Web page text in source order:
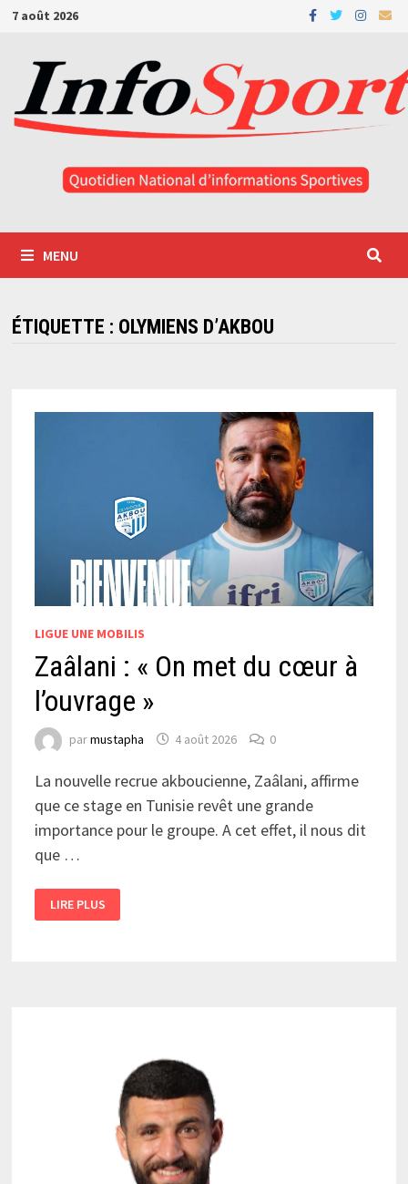
Passer
contenu
7 août 2026
MENU
ÉTIQUETTE : OLYMIENS D’AKBOU
LIGUE UNE MOBILIS
Zaâlani : « On met du cœur à
l’ouvrage »
parmustapha 4 août 2026 0
La nouvelle recrue akboucienne, Zaâlani, affirme
que ce stage en Tunisie revêt une grande
importance pour le groupe. A cet effet, il nous dit
que …
:
«
LIRE PLUS